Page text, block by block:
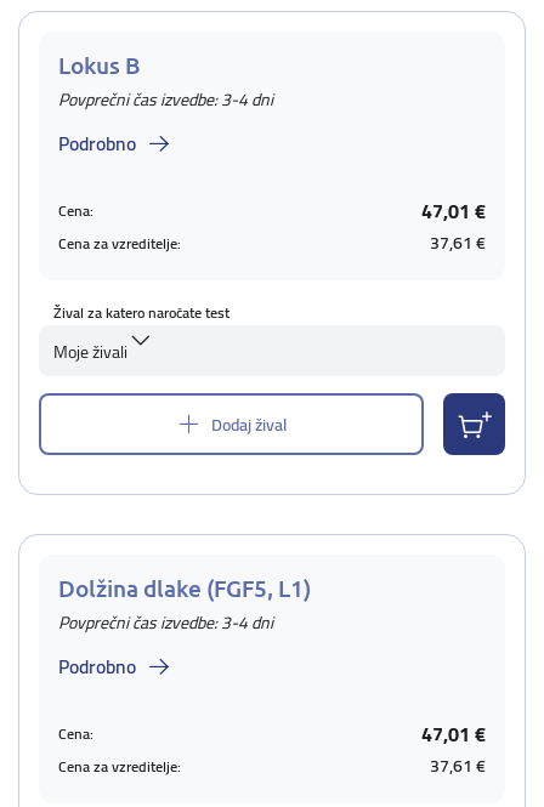
Lokus B
Povprečni čas izvedbe: 3-4 dni
Podrobno
Cena: 47,01 €
Cena za vzreditelje: 37,61 €
Žival za katero naročate test
Moje živali
Dodaj žival
Dolžina dlake (FGF5, L1)
Povprečni čas izvedbe: 3-4 dni
Podrobno
Cena: 47,01 €
Cena za vzreditelje: 37,61 €